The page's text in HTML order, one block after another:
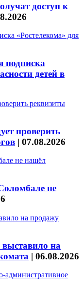
доступ к
подписка
детей в
проверить
| 07.08.2026
не
на
| 06.08.2026